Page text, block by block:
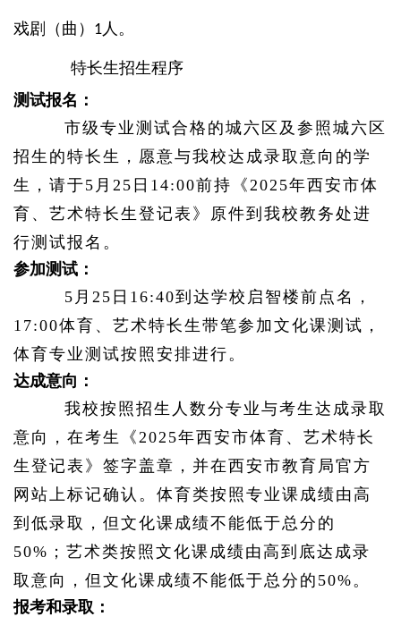
戏剧（曲） 1人。
特长生招生程序
测试报名：
市级专业测试合格的城六区 及参照城六区
招生的特长生， 愿意与我校达成录取意向的学
生，请于5月25日14:00前持《2025年西安市体
育、艺术特长生登记表》原件到我校教务处进
行测试报名。
参加测试：
5月25日16:40到达学校启智楼前点名，
17:00体育、艺术特长生带笔参加文化课测试，
体育专业测试按照安排进行。
达成意向：
我校按照招生人数分专业与考生达成录取
意向，在考生《2025年西安市体育、艺术特长
生登记表》签字盖章，并在西安市教育局官方
网站上标记确认。体育类按照专业课成绩由高
到低录取，但文化课成绩不能低于总分的
50%；艺术类按照文化课成绩由高到底达成录
取意向，但文化课成绩不能低于总分的50%。
报考和录取：